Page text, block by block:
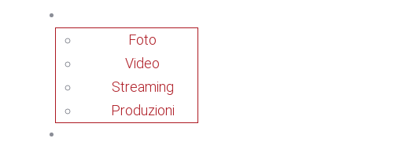
Foto
Video
Streaming
Produzioni